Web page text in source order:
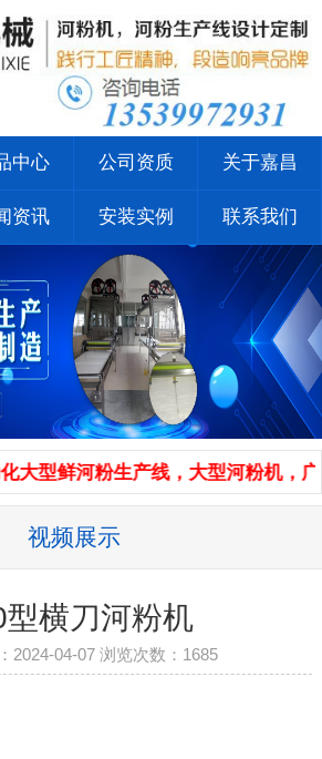
中心 公司资质 关于嘉昌
资讯 安装实例 联系我们
型鲜河粉生产线，大型河粉机，广
视频展示
型横刀河粉机
2024-04-07 浏览次数： 1685